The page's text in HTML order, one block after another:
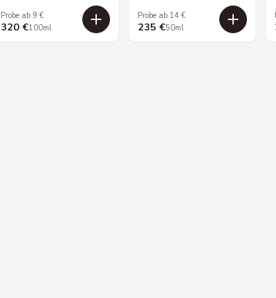
Probe ab 9 €
320 €100ml
Probe ab 14 €
235 €50ml